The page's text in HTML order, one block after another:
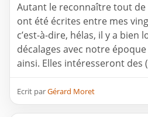
Autant le reconnaître tout de
ont été écrites entre mes
c’est-à-dire, hélas, il y a bien
décalages avec notre
ainsi. Elles intéresseront des
Ecrit parGérard Moret